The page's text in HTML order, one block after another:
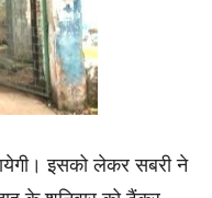
इसको लेकर सबरी ने